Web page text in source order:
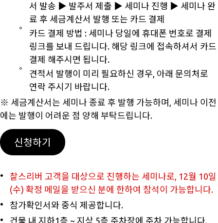
서 발송 ▶ 발주서 제출 ▶ 세미나 진행 ▶ 세미나 완
료 후 세금계산서 발행 또는 카드 결제
카드 결제 방법 : 세미나 당일에 휴대폰 번호로 결제
링크를 보내 드립니다. 해당 링크에 접속하셔서 카드
결제 해주시면 됩니다.
견적서 발행이 미리 필요하신 경우, 아래 문의처로
연락 주시기 바랍니다.
※ 세금계산서는 세미나 종료 후 발행 가능하며, 세미나 이전
에는 발행이 어려운 점 양해 부탁드립니다.
신청하기
찰스리버 고객을 대상으로 진행하는 세미나로, 12월 10일
(수) 확정 메일을 받으신 분에 한하여 참석이 가능합니다.
참가확인서와 중식 제공합니다.
건물 내 지하1층 ~ 지상 5층 주차장에 주차 가능합니다.